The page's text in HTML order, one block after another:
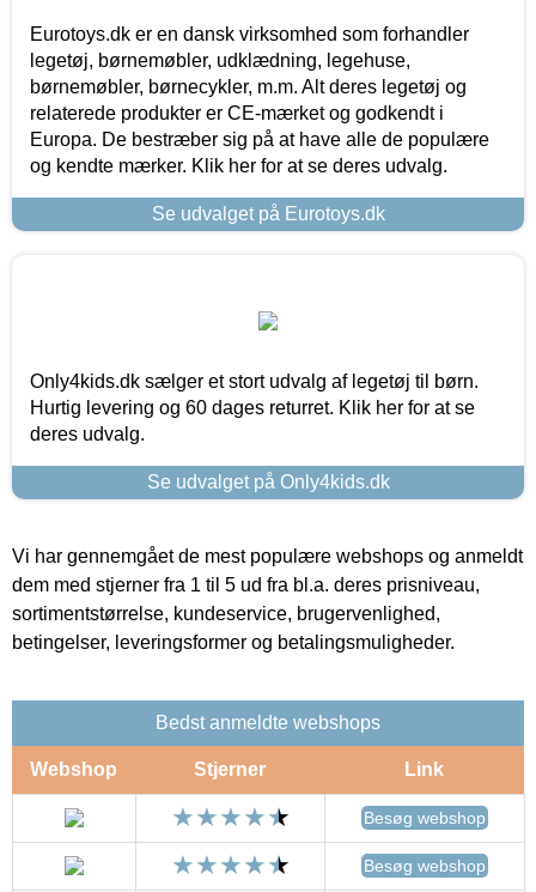
Eurotoys.dk er en dansk virksomhed som forhandler
legetøj, børnemøbler, udklædning, legehuse,
børnemøbler, børnecykler, m.m. Alt deres legetøj og
relaterede produkter er CE-mærket og godkendt i
Europa. De bestræber sig på at have alle de populære
og kendte mærker. Klik her for at se deres udvalg.
Se udvalget på Eurotoys.dk
Only4kids.dk sælger et stort udvalg af legetøj til børn.
Hurtig levering og 60 dages returret. Klik her for at se
deres udvalg.
Se udvalget på Only4kids.dk
Vi har gennemgået de mest populære webshops og anmeldt
dem med stjerner fra 1 til 5 ud fra bl.a. deres prisniveau,
sortimentstørrelse, kundeservice, brugervenlighed,
betingelser, leveringsformer og betalingsmuligheder.
Bedst anmeldte webshops
Webshop Stjerner Link
Besøg webshop
Besøg webshop